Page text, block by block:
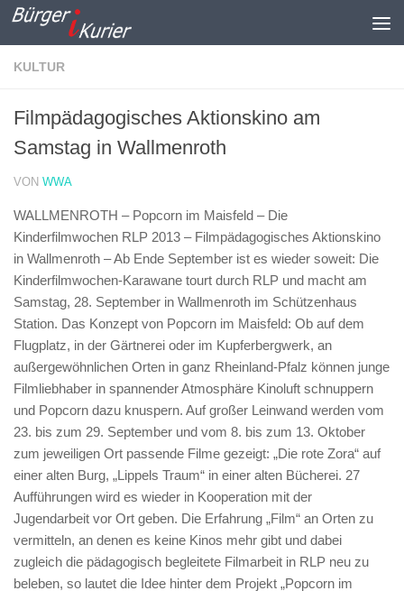
Zum Inhalt springen
KULTUR
Filmpädagogisches Aktionskino am
Samstag in Wallmenroth
VON WWA
WALLMENROTH – Popcorn im Maisfeld – Die
Kinderfilmwochen RLP 2013 – Filmpädagogisches Aktionskino
in Wallmenroth –Ab Ende September ist es wieder soweit: Die
Kinderfilmwochen-Karawane tourt durch RLP und macht am
Samstag, 28. September in Wallmenroth im Schützenhaus
Station. Das Konzept von Popcorn im Maisfeld: Ob auf dem
Flugplatz, in der Gärtnerei oder im Kupferbergwerk, an
außergewöhnlichen Orten in ganz Rheinland-Pfalz können junge
Filmliebhaber in spannender Atmosphäre Kinoluft schnuppern
und Popcorn dazu knuspern. Auf großer Leinwand werden vom
23. bis zum 29. September und vom 8. bis zum 13. Oktober
zum jeweiligen Ort passende Filme gezeigt: „Die rote Zora“ auf
einer alten Burg, „Lippels Traum“ in einer alten Bücherei. 27
Auffüh­rungen wird es wieder in Kooperation mit der
Jugendarbeit vor Ort geben. Die Erfahrung „Film“ an Orten zu
vermitteln, an denen es keine Kinos mehr gibt und dabei
zugleich die pädagogisch begleitete Filmarbeit in RLP neu zu
beleben, so lautet die Idee hinter dem Projekt „Popcorn im